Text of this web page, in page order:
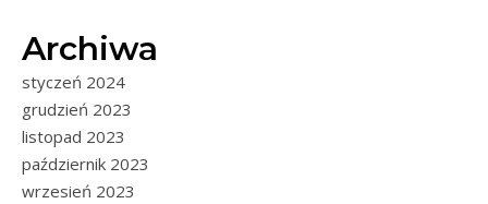
Archiwa
styczeń 2024
grudzień 2023
listopad 2023
październik 2023
wrzesień 2023